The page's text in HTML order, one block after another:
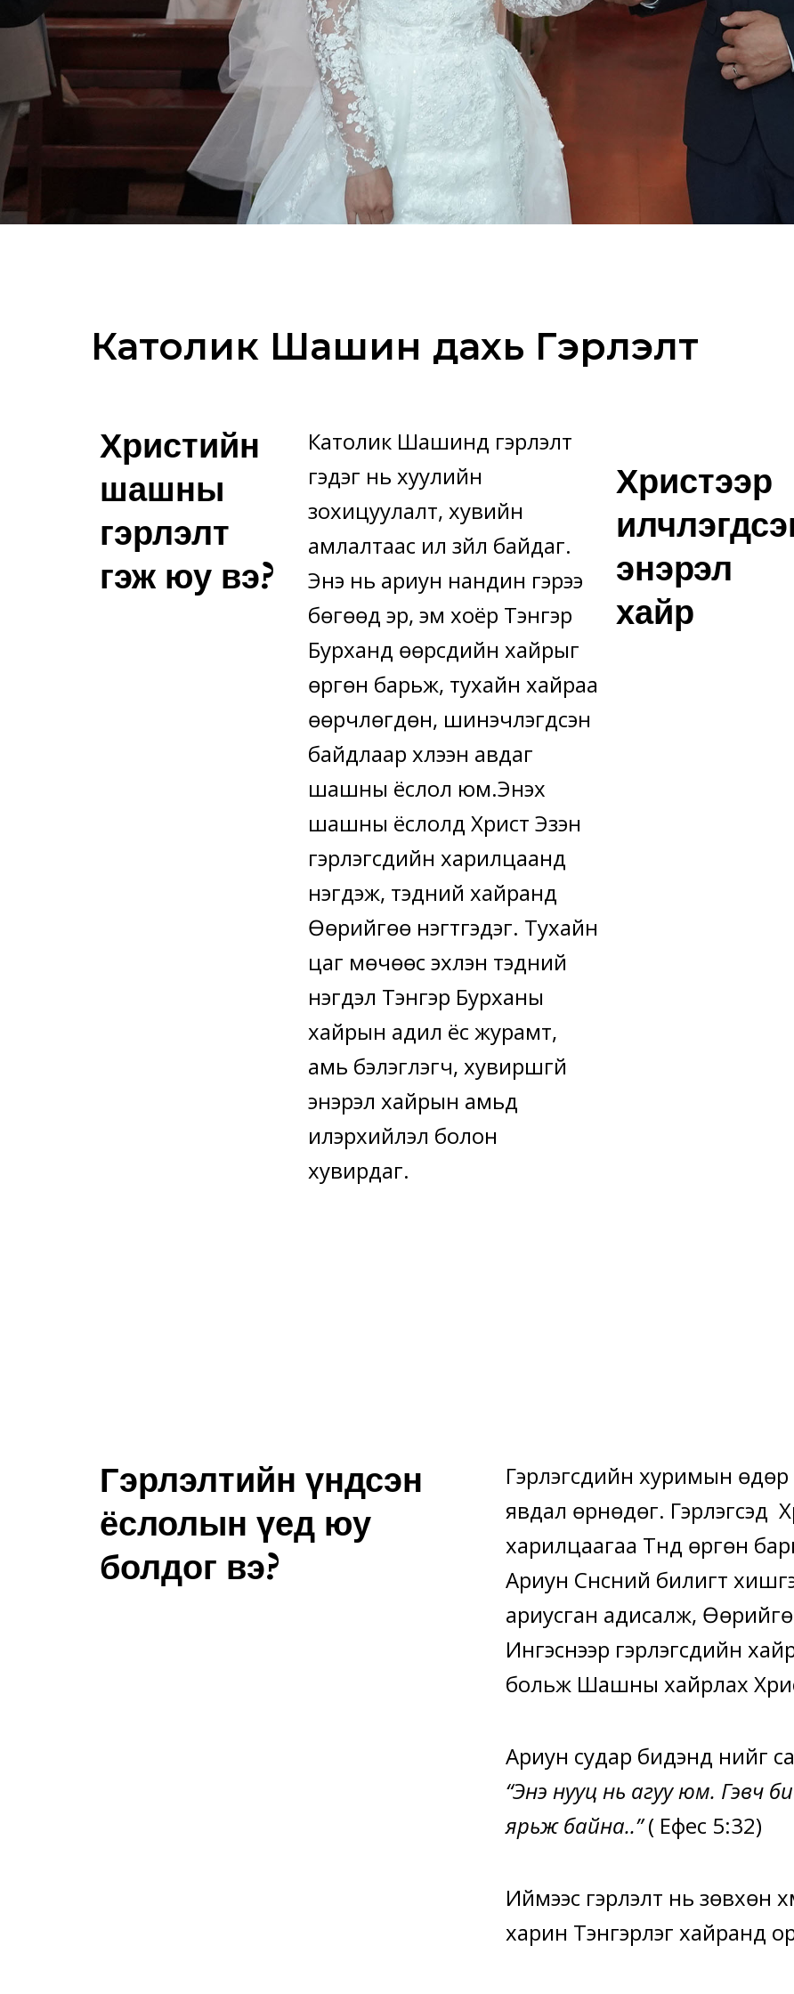
Католик Шашин дахь Гэрлэлт
Христийн
шашны
гэрлэлт
гэж юу вэ?
Католик Шашинд гэрлэлт
гэдэг нь хуулийн
зохицуулалт, хувийн
амлалтаас илүү зүйл байдаг.
Энэ нь ариун нандин гэрээ
бөгөөд эр, эм хоёр Тэнгэр
Бурханд өөрсдийн хайрыг
өргөн барьж, тухайн хайраа
өөрчлөгдөн, шинэчлэгдсэн
байдлаар хүлээн авдаг
шашны ёслол юм.Энэхүү
шашны ёслолд Христ Эзэн
гэрлэгсдийн харилцаанд
нэгдэж, тэдний хайранд
Өөрийгөө нэгтгэдэг. Тухайн
цаг мөчөөс эхлэн тэдний
нэгдэл Тэнгэр Бурханы
хайрын адил ёс журамт,
амь бэлэглэгч, хувиршгүй
энэрэл хайрын амьд
илэрхийлэл болон
хувирдаг.
Христээр
энэрэл
хайр
Гэрлэлтийн үндсэн
ёслолын үед юу
болдог вэ?
Гэрлэгсдийн хуримын өдөр
явдал өрнөдөг. Гэрлэгсэд
харилцаагаа Түүнд өргөн
Ариун Сүнсний билигт
ариусган адисалж,
Ингэснээр гэрлэгсдийн
больж Шашны хайрлах
Ариун судар бидэнд үүнийг
“Энэ нууц нь агуу юм. Гэвч
ярьж байна..”( Ефес 5:32)
Иймээс гэрлэлт нь зөвхөн
харин Тэнгэрлэг хайранд